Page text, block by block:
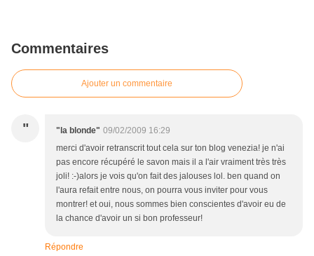
Commentaires
Ajouter un commentaire
" "la blonde" 09/02/2009 16:29
merci d'avoir retranscrit tout cela sur ton blog venezia! je n'ai
pas encore récupéré le savon mais il a l'air vraiment très très
joli! :-)alors je vois qu'on fait des jalouses lol. ben quand on
l'aura refait entre nous, on pourra vous inviter pour vous
montrer! et oui, nous sommes bien conscientes d'avoir eu de
la chance d'avoir un si bon professeur!
Répondre